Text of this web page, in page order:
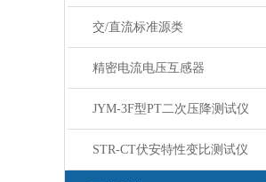
交/直流标准源类
精密电流电压互感器
JYM-3F型PT二次压降测试仪
STR-CT伏安特性变比测试仪